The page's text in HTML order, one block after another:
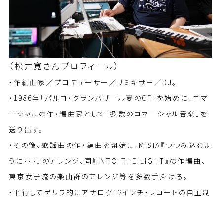
（松井寛さんプロフィール）
・作編曲家／プロデューサー／リミキサー／DJ。
・1986年「パルコ・グランバザール夏のCF」を始めに、コマ
ーシャルの作・編曲家として「多数のコマーシャル音楽」を
送り出す。
・その後、歌謡曲の作・編曲を開始し、MISIA『つつみ込むよ
うに･･･』のアレンジ、同『INTO THE LIGHT』の作編曲、
東京女子流の楽曲群のアレンジ等を多数手掛ける。
・平行してゲリラ的にアナログ12インチ・レコードの自主制